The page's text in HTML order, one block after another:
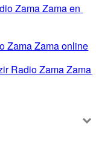
Zama Zama en
Zama Zama online
Radio Zama Zama